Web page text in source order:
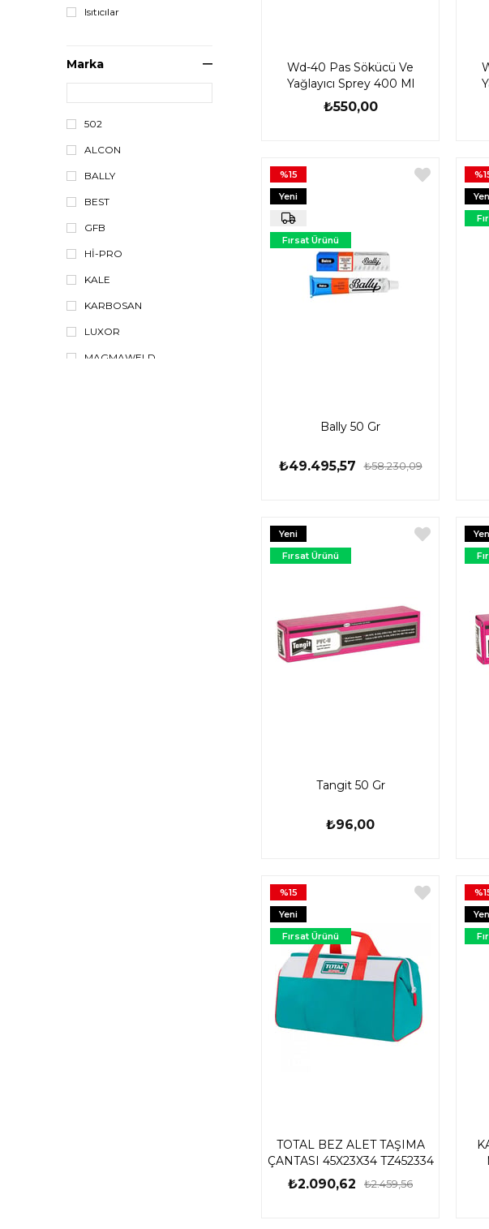
Isıtıcılar
Çantalar
Marka
502
ALCON
BALLY
BEST
GFB
Hİ-PRO
KALE
KARBOSAN
LUXOR
MAGMAWELD
Wd-40 Pas Sökücü Ve
Yağlayıcı Sprey 400 Ml
₺550,00
Bally 50 Gr
₺49.495,57 ₺58.230,09
%15
Yeni
Ürün
Fırsat Ürünü
Tangit 50 Gr
₺96,00
Yeni
Ürün
Fırsat Ürünü
TOTAL BEZ ALET TAŞIMA
ÇANTASI 45X23X34 TZ452334
₺2.090,62 ₺2.459,56
%15
Yeni
Ürün
Fırsat Ürünü